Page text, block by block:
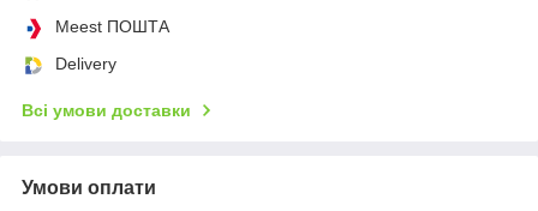
Meest ПОШТА
Delivery
Всі умови доставки
Умови оплати